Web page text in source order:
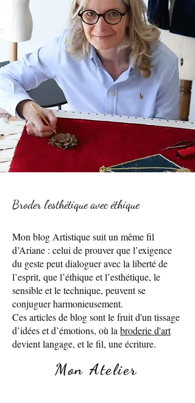
Broder l’esthétique avec éthique
Mon blog Artistique suit un même fil
d’Ariane : celui de prouver que l’exigence
du geste peut dialoguer avec la liberté de
l’esprit, que l’éthique et l’esthétique, le
sensible et le technique, peuvent se
conjuguer harmonieusement.
Ces articles de blog sont le fruit d'un tissage
d’idées et d’émotions, où labroderie d'art
devient langage, et le fil, une écriture.
Mon Atelier